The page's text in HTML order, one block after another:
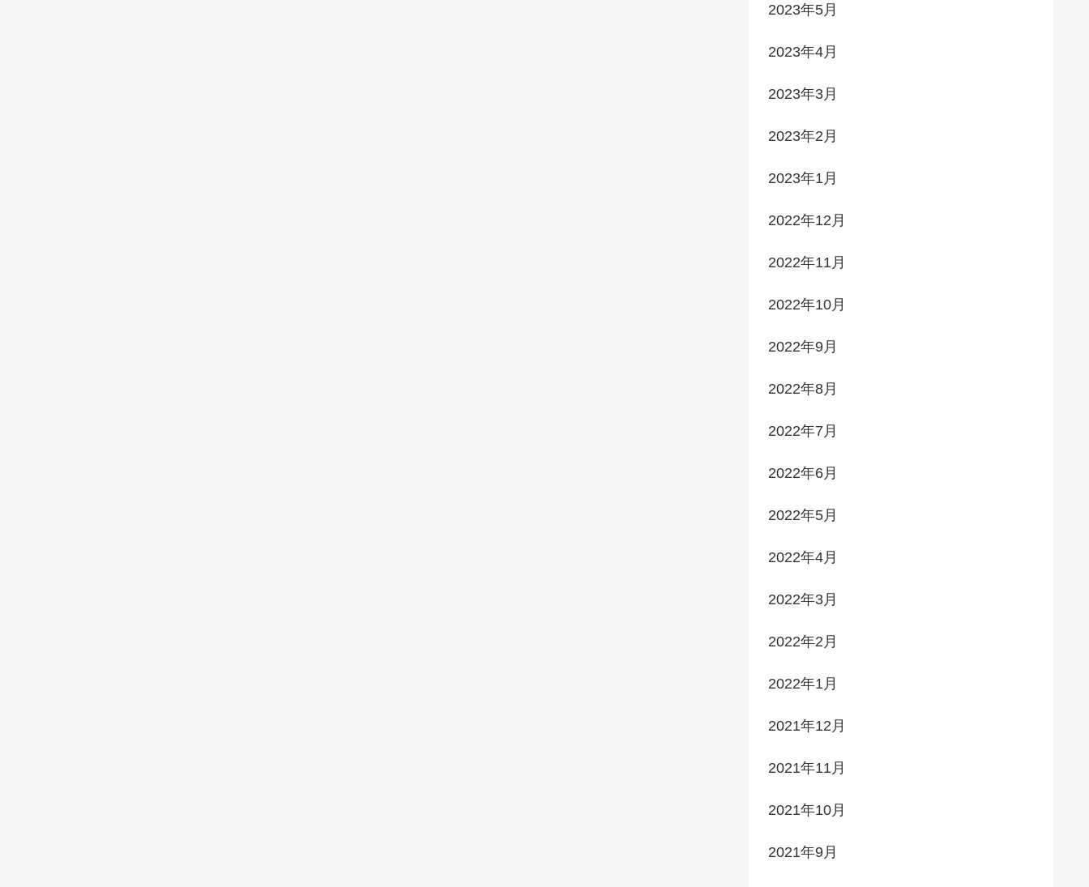
2023年5月
2023年4月
2023年3月
2023年2月
2023年1月
2022年12月
2022年11月
2022年10月
2022年9月
2022年8月
2022年7月
2022年6月
2022年5月
2022年4月
2022年3月
2022年2月
2022年1月
2021年12月
2021年11月
2021年10月
2021年9月